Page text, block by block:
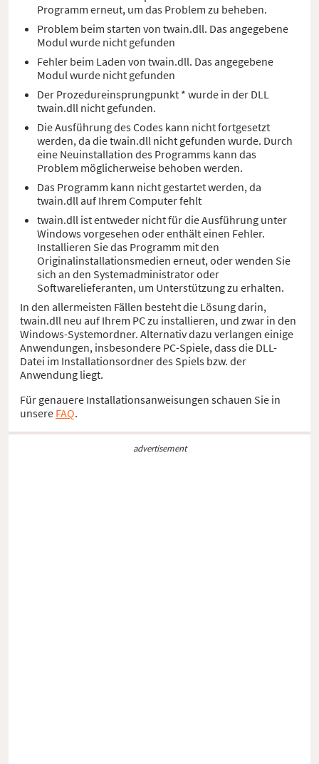
Programm erneut, um das Problem zu beheben.
Problem beim starten von twain.dll. Das angegebene
Modul wurde nicht gefunden
Fehler beim Laden von twain.dll. Das angegebene
Modul wurde nicht gefunden
Der Prozedureinsprungpunkt * wurde in der DLL
twain.dll nicht gefunden.
Die Ausführung des Codes kann nicht fortgesetzt
werden, da die twain.dll nicht gefunden wurde. Durch
eine Neuinstallation des Programms kann das
Problem möglicherweise behoben werden.
Das Programm kann nicht gestartet werden, da
twain.dll auf Ihrem Computer fehlt
twain.dll ist entweder nicht für die Ausführung unter
Windows vorgesehen oder enthält einen Fehler.
Installieren Sie das Programm mit den
Originalinstallationsmedien erneut, oder wenden Sie
sich an den Systemadministrator oder
Softwarelieferanten, um Unterstützung zu erhalten.
In den allermeisten Fällen besteht die Lösung darin,
twain.dll neu auf Ihrem PC zu installieren, und zwar in den
Windows-Systemordner. Alternativ dazu verlangen einige
Anwendungen, insbesondere PC-Spiele, dass die DLL-
Datei im Installationsordner des Spiels bzw. der
Anwendung liegt.
Für genauere Installationsanweisungen schauen Sie in
unsere FAQ.
advertisement